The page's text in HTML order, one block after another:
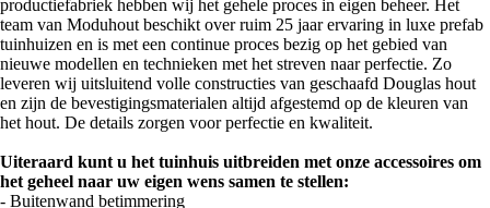
productiefabriek hebben wij het gehele proces in eigen beheer. Het
team van Moduhout beschikt over ruim 25 jaar ervaring in luxe prefab
tuinhuizen en is met een continue proces bezig op het gebied van
nieuwe modellen en technieken met het streven naar perfectie. Zo
leveren wij uitsluitend volle constructies van geschaafd Douglas hout
en zijn de bevestigingsmaterialen altijd afgestemd op de kleuren van
het hout. De details zorgen voor perfectie en kwaliteit.
Uiteraard kunt u het tuinhuis uitbreiden met onze accessoires om
het geheel naar uw eigen wens samen te stellen:
- Buitenwand betimmering